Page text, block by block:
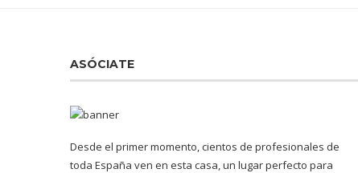
ASÓCIATE
Desde el primer momento, cientos de profesionales de
toda España ven en esta casa, un lugar perfecto para